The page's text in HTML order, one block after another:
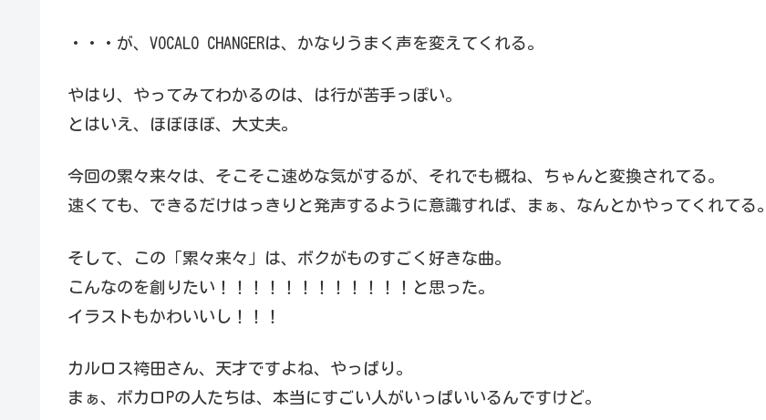
・・・が、VOCALO CHANGERは、かなりうまく声を変えてくれる。
やはり、やってみてわかるのは、は行が苦手っぽい。
とはいえ、ほぼほぼ、大丈夫。
今回の累々来々は、そこそこ速めな気がするが、それでも概ね、ちゃんと変換されてる。
速くても、できるだけはっきりと発声するように意識すれば、まぁ、なんとかやってくれてる。
そして、この「累々来々」は、ボクがものすごく好きな曲。
こんなのを創りたい！！！！！！！！！！！！と思った。
イラストもかわいいし！！！
カルロス袴田さん、天才ですよね、やっぱり。
まぁ、ボカロPの人たちは、本当にすごい人がいっぱいいるんですけど。